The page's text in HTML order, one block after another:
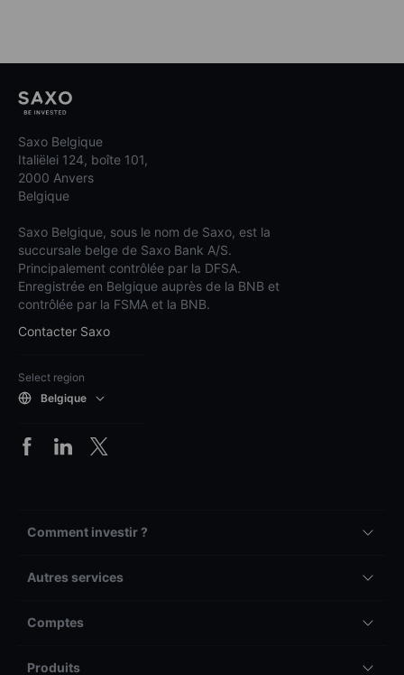
Saxo Belgique
Italiëlei 124, boîte 101,
2000 Anvers
Belgique
Saxo Belgique, sous le nom de Saxo, est la
succursale belge de Saxo Bank A/S.
Principalement contrôlée par la DFSA.
Enregistrée en Belgique auprès de la BNB et
contrôlée par la FSMA et la BNB.
Contacter Saxo
Select region
Belgique
Comment investir ?
Autres services
Comptes
Produits